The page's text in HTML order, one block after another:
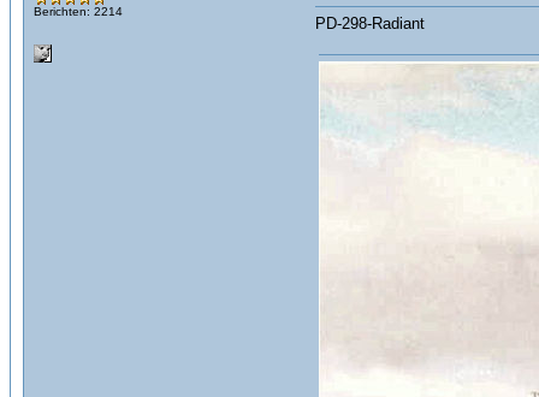
Berichten: 2214
PD-298-Radiant